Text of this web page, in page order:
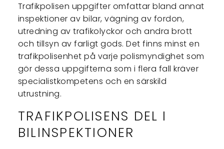
Trafikpolisen uppgifter omfattar bland annat
inspektioner av bilar, vägning av fordon,
utredning av trafikolyckor och andra brott
och tillsyn av farligt gods. Det finns minst en
trafikpolisenhet på varje polismyndighet som
gör dessa uppgifterna som i flera fall kräver
specialistkompetens och en särskild
utrustning.
TRAFIKPOLISENS DEL I
BILINSPEKTIONER